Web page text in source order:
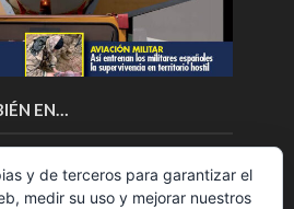
EN…
y de terceros para garantizar el
medir su uso y mejorar nuestros